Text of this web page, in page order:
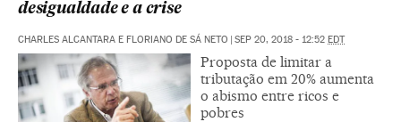
desigualdade e a crise
CHARLES ALCANTARA E FLORIANO DE SÁ NETO | SEP 20, 2018 - 12:52 EDT
Proposta de limitar a
tributação em 20% aumenta
o abismo entre ricos e
pobres